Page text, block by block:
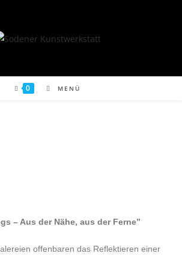
0 MENÜ
– Aus der Nähe, aus der Ferne”
offen­ba­ren das Reflek­tie­ren einer